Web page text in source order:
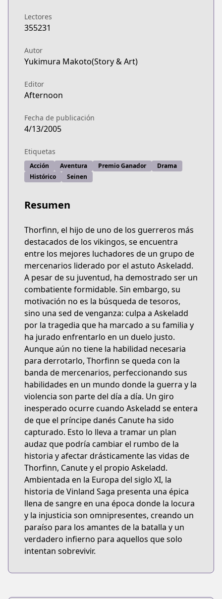
Lectores
355231
Autor
Yukimura Makoto(Story & Art)
Editor
Afternoon
Fecha de publicación
4/13/2005
Etiquetas
Acción Aventura Premio Ganador
Drama
Histórico
Seinen
Resumen
Thorfinn, el hijo de uno de los guerreros más
destacados de los vikingos, se encuentra
entre los mejores luchadores de un grupo de
mercenarios liderado por el astuto Askeladd.
A pesar de su juventud, ha demostrado ser un
combatiente formidable. Sin embargo, su
motivación no es la búsqueda de tesoros,
sino una sed de venganza: culpa a Askeladd
por la tragedia que ha marcado a su familia y
ha jurado enfrentarlo en un duelo justo.
Aunque aún no tiene la habilidad necesaria
para derrotarlo, Thorfinn se queda con la
banda de mercenarios, perfeccionando sus
habilidades en un mundo donde la guerra y la
violencia son parte del día a día. Un giro
inesperado ocurre cuando Askeladd se entera
de que el príncipe danés Canute ha sido
capturado. Esto lo lleva a tramar un plan
audaz que podría cambiar el rumbo de la
historia y afectar drásticamente las vidas de
Thorfinn, Canute y el propio Askeladd.
Ambientada en la Europa del siglo XI, la
historia de Vinland Saga presenta una épica
llena de sangre en una época donde la locura
y la injusticia son omnipresentes, creando un
paraíso para los amantes de la batalla y un
verdadero infierno para aquellos que solo
intentan sobrevivir.